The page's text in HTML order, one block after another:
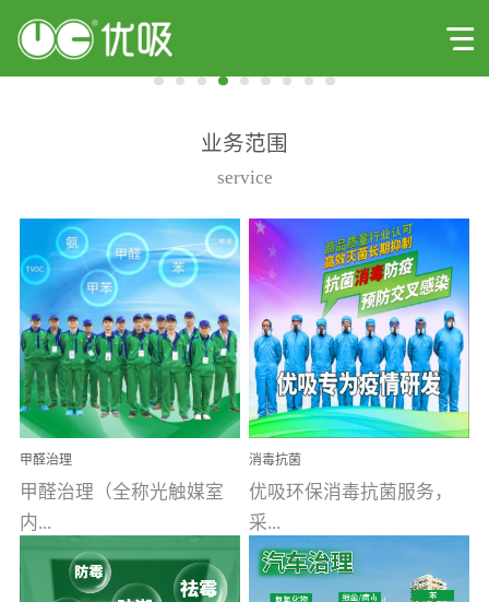
业务范围
service
甲醛治理
甲醛治理（全称光触媒室
内...
消毒抗菌
优吸环保消毒抗菌服务，
采...